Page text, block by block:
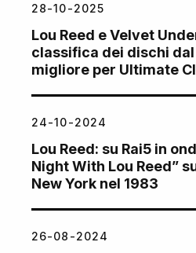
28-10-2025
Lou Reed e Velvet
classifica dei dischi
migliore per Ultimate
24-10-2024
Lou Reed: su Rai5 in
Night With Lou Reed”
New York nel 1983
26-08-2024